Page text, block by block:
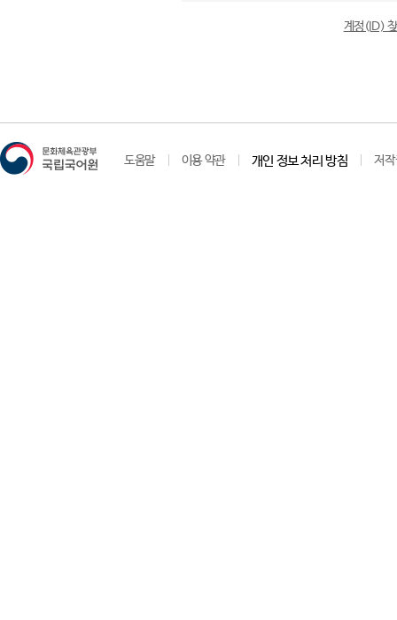
계정(ID)
도움말 이용 약관 개인 정보 처리 방침 저